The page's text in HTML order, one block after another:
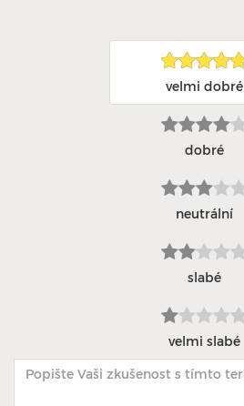
velmi dobré
dobré
neutrální
slabé
velmi slabé